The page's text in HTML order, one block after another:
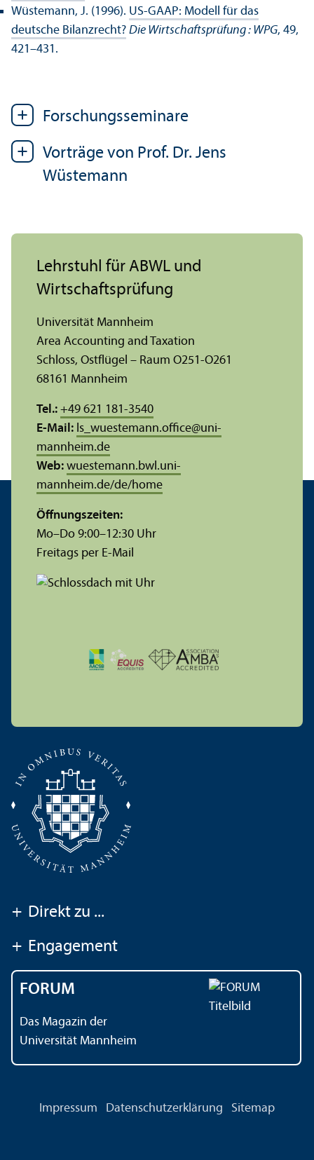
Wüstemann, J. (1996). US-GAAP: Modell für das
deutsche Bilanzrecht? Die Wirtschafts­prüfung : WPG, 49,
421–431.
Forschungs­seminare
Vorträge von Prof. Dr. Jens
Wüstemann
Lehr­stuhl für ABWL und
Wirtschafts­prüfung
Universität Mannheim
Area Accounting and Taxation
Schloss, Ostflügel – Raum O251-O261
68161 Mannheim
Tel.: +49 621 181-3540
E-Mail: ls_wuestemann.office@uni-
mannheim.de
Web: wuestemann.bwl.uni-
mannheim.de/de/home
Öffnungs­zeiten:
Mo–Do 9:00–12:30 Uhr
Freitags per E-Mail
+ Direkt zu ...
+ Engagement
FORUM
Das Magazin der
Universität Mannheim
Impressum Datenschutz­erklärung Sitemap